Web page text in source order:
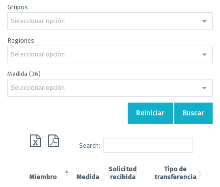
Grupos
Seleccionar opción
Regiones
Seleccionar opción
Medida (36)
Seleccionar opción
Reiniciar Buscar
Search:
Miembro Medida
Solicitud
recibida
Tipo de
transferencia